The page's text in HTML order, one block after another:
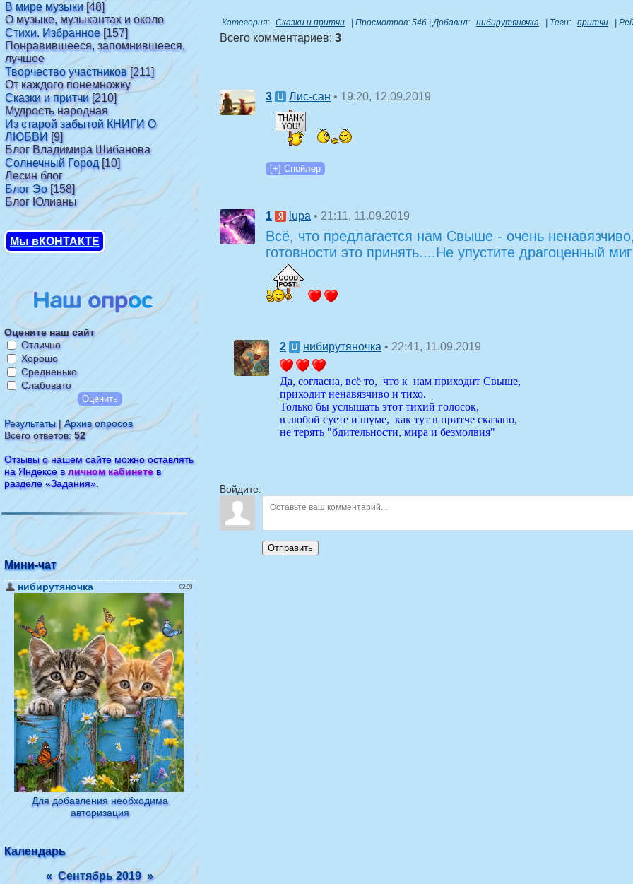
В мире музыки [48]
О музыке, музыкантах и около
Стихи. Избранное [157]
Понравившееся, запомнившееся,
лучшее
Творчество участников [211]
От каждого понемножку
Сказки и притчи [210]
Мудрость народная
Из старой забытой КНИГИ О
ЛЮБВИ [9]
Блог Владимира Шибанова
Солнечный Город [10]
Лесин блог
Блог Эо [158]
Блог Юлианы
Мы вКОНТАКТЕ
Оцените наш сайт
Отлично
Хорошо
Средненько
Слабовато
Результаты| Архив опросов
Всего ответов: 52
Отзывы о нашем сайте можно оставлять
на Яндексе вличном кабинетев
разделе «Задания».
Мини-чат
Для добавления необходима
авторизация
Календарь
« Сентябрь 2019 »
Категория: Сказки и притчи Просмотров: 546 |Добавил: нибирутяночка Теги: притчи
Всего комментариев: 3
3 Лис-сан • 19:20, 12.09.2019
1 lupa • 21:11, 11.09.2019
Всё, что предлагается нам Свыше - очень
готовности это принять....Не упустите драгоценный
2 нибирутяночка • 22:41, 11.09.2019
Да, согласна, всё то, что к нам приходит Свыше,
приходит ненавязчиво и тихо.
Только бы услышать этот тихий голосок,
в любой суете и шуме, как тут в притче сказано,
не терять "бдительности, мира и безмолвия"
Войдите:
Отправить